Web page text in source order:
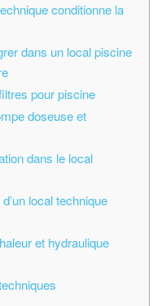
conditionne la
dans un local piscine
pour piscine
doseuse et
dans le local
local technique
et hydraulique